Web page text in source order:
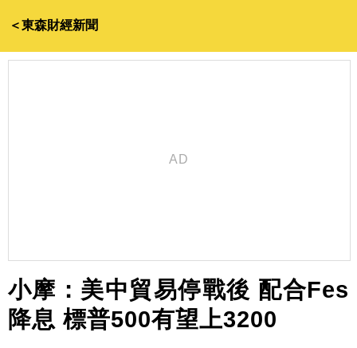
＜東森財經新聞
小摩：美中貿易停戰後 配合Fes
降息 標普500有望上3200